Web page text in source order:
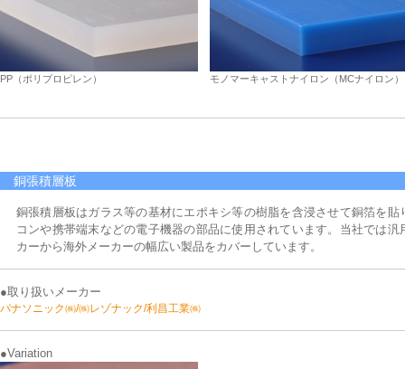
PP（ポリプロピレン） モノマーキャストナイロン（MCナイロン）
銅張積層板
銅張積層板はガラス等の基材にエポキシ等の樹脂を含浸させて銅箔を
コンや携帯端末などの電子機器の部品に使用されています。当社では
カーから海外メーカーの幅広い製品をカバーしています。
●取り扱いメーカー
パナソニック㈱/㈱レゾナック/利昌工業㈱
●Variation